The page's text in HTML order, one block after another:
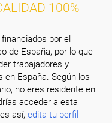
100%
por el
de España, por lo que
trabajadores y
en España. Según los
no eres residente en
acceder a esta
así,edita tu perfil